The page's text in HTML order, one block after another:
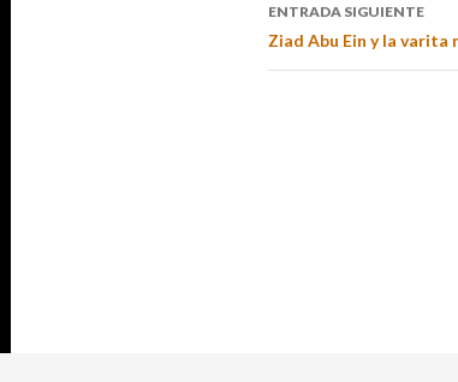
ENTRADA SIGUIENTE
Ziad Abu Ein y la varita